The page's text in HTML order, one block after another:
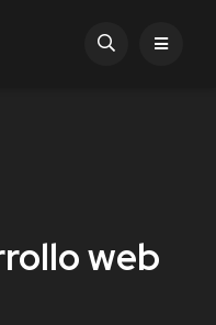
web